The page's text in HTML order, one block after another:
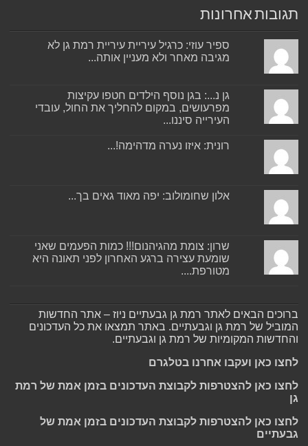
תגובות אחרונות
ספיר עוזי: כרגיל עיריית עיריית רמת גן לא
מגיבה מאחר ולא מעניין אותה...
גן נ...: בגן נוסף הילדים חטפו עקיצות
מפרעושים, במקום להחליך את החול, עובדי
העירייה סיננו...
רונית: איזו נערה מדהימה!...
אלון שחומולוב: יפה מאוד גאים בך...
שרון: צומת מהגיהנום!!! כמות הפעמים שאני
שומעת עצירה ברגע האחרון לפני תאונה היא
מטורפת....
ברוכים הבאים לאתר רמת גן גבעתיים ניוז – אתר החדשות
המוביל של רמת גן וגבעתיים. באתר תמצאו את כל העדכונים
והחדשות המקומיות של רמת גן וגבעתיים.
לחצו כאן ועקבו אחרנו בטלגרם
לחצו כאן להצטרפות לקבוצת העדכונים בזמן אמת של רמת
גן
לחצו כאן להצטרפות לקבוצת העדכונים בזמן אמת של
גבעתיים